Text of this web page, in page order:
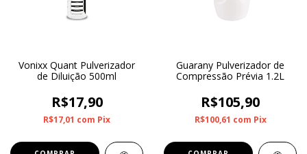
Vonixx Quant Pulverizador
de Diluição 500ml
R$17,90
R$17,01 com Pix
Guarany Pulverizador de
Compressão Prévia 1.2L
R$105,90
R$100,61 com Pix